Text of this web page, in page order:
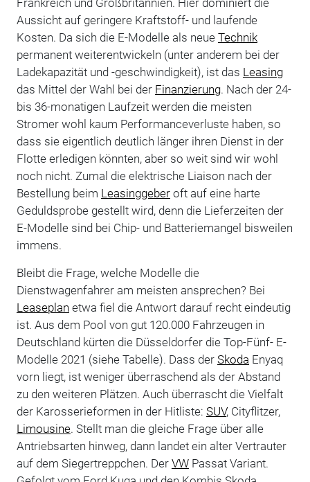
Aussicht auf geringere Kraftstoff- und laufende
Kosten. Da sich die E-Modelle als neue Technik
permanent weiterentwickeln (unter anderem bei der
Ladekapazität und -geschwindigkeit), ist das Leasing
das Mittel der Wahl bei der Finanzierung. Nach der 24-
bis 36-monatigen Laufzeit werden die meisten
Stromer wohl kaum Performanceverluste haben, so
dass sie eigentlich deutlich länger ihren Dienst in der
Flotte erledigen könnten, aber so weit sind wir wohl
noch nicht. Zumal die elektrische Liaison nach der
Bestellung beim Leasinggeberoft auf eine harte
Geduldsprobe gestellt wird, denn die Lieferzeiten der
E-Modelle sind bei Chip- und Batteriemangel bisweilen
immens.
Bleibt die Frage, welche Modelle die
Dienstwagenfahrer am meisten ansprechen? Bei
Leaseplan etwa fiel die Antwort darauf recht eindeutig
ist. Aus dem Pool von gut 120.000 Fahrzeugen in
Deutschland kürten die Düsseldorfer die Top-Fünf- E-
Modelle 2021 (siehe Tabelle). Dass der Skoda Enyaq
vorn liegt, ist weniger überraschend als der Abstand
zu den weiteren Plätzen. Auch überrascht die Vielfalt
der Karosserieformen in der Hitliste: SUV, Cityflitzer,
Limousine. Stellt man die gleiche Frage über alle
Antriebsarten hinweg, dann landet ein alter Vertrauter
auf dem Siegertreppchen. Der VWPassat Variant.